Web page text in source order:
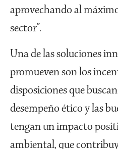
aprovechando al
sector”.
Una de las soluciones
promueven son los
disposiciones que
desempeño ético y las
tengan un impacto
ambiental, que